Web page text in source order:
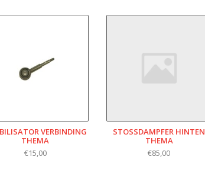
VERBINDING
THEMA
€15,00
STOSSDAMPFER HINTEN T
HEMA
€85,00